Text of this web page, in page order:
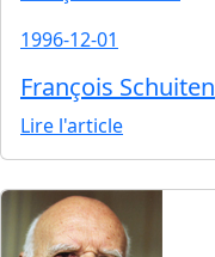
1996-12-01
François Schuiten
Lire l'article